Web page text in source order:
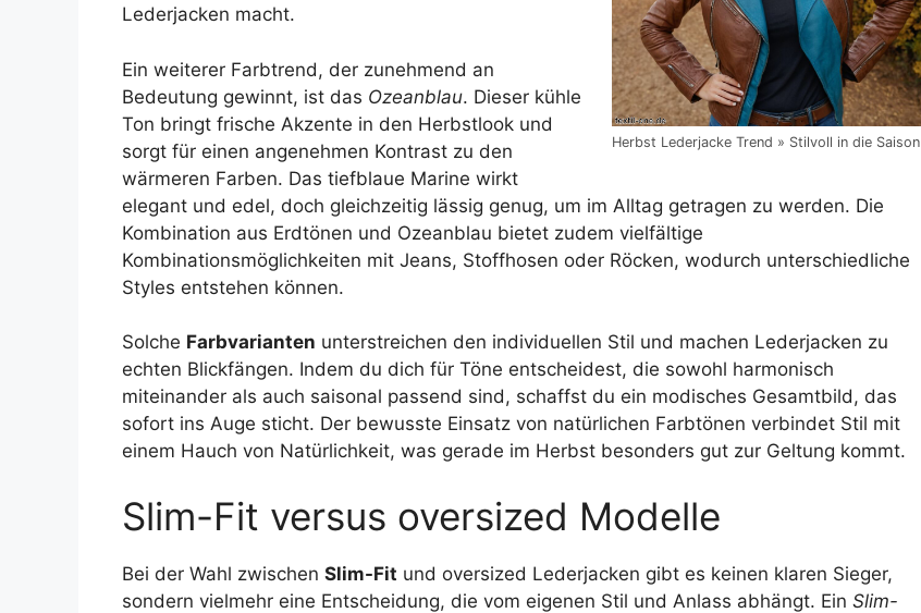
Herbst Lederjacke Trend » Stilvoll in die Saison
Lederjacken macht.
Ein weiterer Farbtrend, der zunehmend an
Bedeutung gewinnt, ist das Ozeanblau. Dieser kühle
Ton bringt frische Akzente in den Herbstlook und
sorgt für einen angenehmen Kontrast zu den
wärmeren Farben. Das tiefblaue Marine wirkt
elegant und edel, doch gleichzeitig lässig genug, um im Alltag getragen zu werden. Die
Kombination aus Erdtönen und Ozeanblau bietet zudem vielfältige
Kombinationsmöglichkeiten mit Jeans, Stoffhosen oder Röcken, wodurch unterschiedliche
Styles entstehen können.
Solche Farbvarianten unterstreichen den individuellen Stil und machen Lederjacken zu
echten Blickfängen. Indem du dich für Töne entscheidest, die sowohl harmonisch
miteinander als auch saisonal passend sind, schaffst du ein modisches Gesamtbild, das
sofort ins Auge sticht. Der bewusste Einsatz von natürlichen Farbtönen verbindet Stil mit
einem Hauch von Natürlichkeit, was gerade im Herbst besonders gut zur Geltung kommt.
Slim-Fit versus oversized Modelle
Bei der Wahl zwischen Slim-Fit und oversized Lederjacken gibt es keinen klaren Sieger,
sondern vielmehr eine Entscheidung, die vom eigenen Stil und Anlass abhängt. Ein Slim-